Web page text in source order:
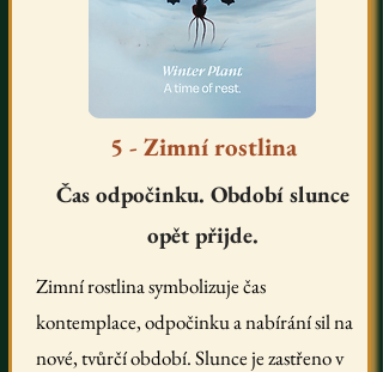
5 - Zimní rostlina
Čas odpočinku. Období slunce
opět přijde.
Zimní rostlina symbolizuje čas
kontemplace, odpočinku a nabírání sil na
nové, tvůrčí období. Slunce je zastřeno v